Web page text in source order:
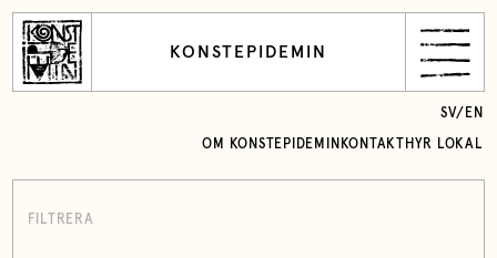
KONSTEPIDEMIN
OM KONSTEPIDEMIN KONTAKT HYR LOKAL
SV/ EN
FILTRERA